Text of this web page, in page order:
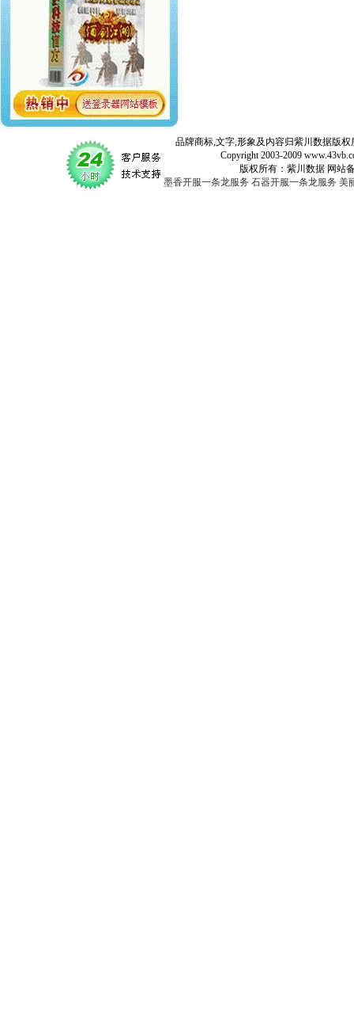
品牌商标,文字,形象及内容归紫川数据版权
Copyright 2003-2009 www.43vb.com
版权所有：紫川数据 网站备案登
墨香开服一条龙服务 石器开服一条龙服务 美